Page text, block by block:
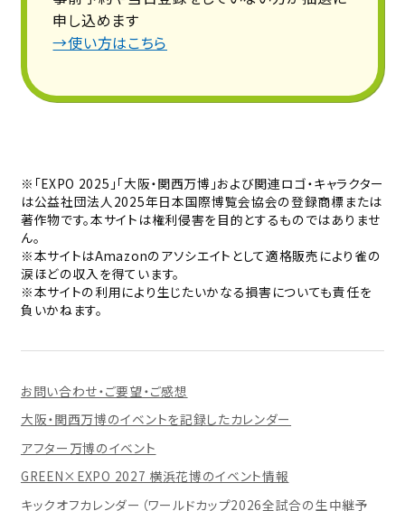
申し込めます
→使い方はこちら
※「EXPO 2025」「大阪・関西万博」および関連ロゴ・キャラクター
は公益社団法人2025年日本国際博覧会協会の登録商標または
著作物です。本サイトは権利侵害を目的とするものではありませ
ん。
※本サイトはAmazonのアソシエイトとして適格販売により雀の
涙ほどの収入を得ています。
※本サイトの利用により生じたいかなる損害についても責任を
負いかねます。
お問い合わせ・ご要望・ご感想
大阪・関西万博のイベントを記録したカレンダー
アフター万博のイベント
GREEN×EXPO 2027 横浜花博のイベント情報
キックオフカレンダー（ワールドカップ2026全試合の生中継予